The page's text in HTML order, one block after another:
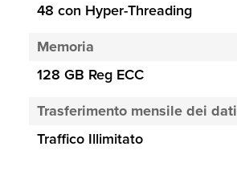
48 con Hyper-Threading
Memoria
128 GB Reg ECC
Trasferimento mensile dei dati
Traffico Illimitato